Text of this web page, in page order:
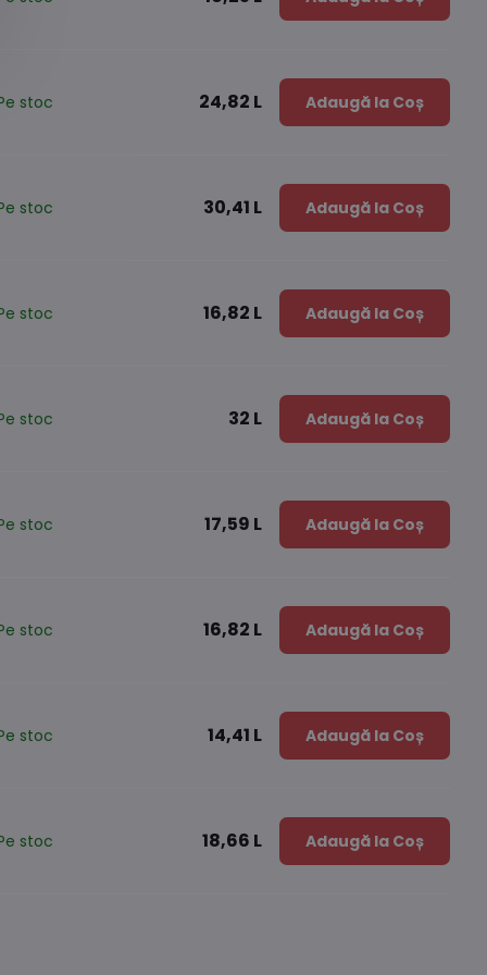
stoc 24,82 L Adaugă la Coș
stoc 30,41 L Adaugă la Coș
stoc 16,82 L Adaugă la Coș
stoc 32 L Adaugă la Coș
stoc 17,59 L Adaugă la Coș
stoc 16,82 L Adaugă la Coș
stoc 14,41 L Adaugă la Coș
stoc 18,66 L Adaugă la Coș